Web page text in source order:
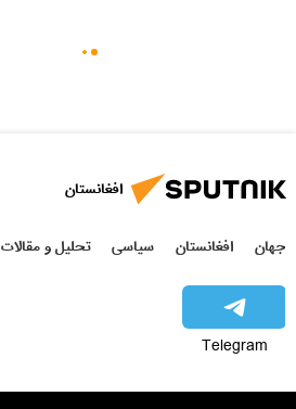
افغانستان
جهان افغانستان سیاسی تحلیل و مقالات
Telegram